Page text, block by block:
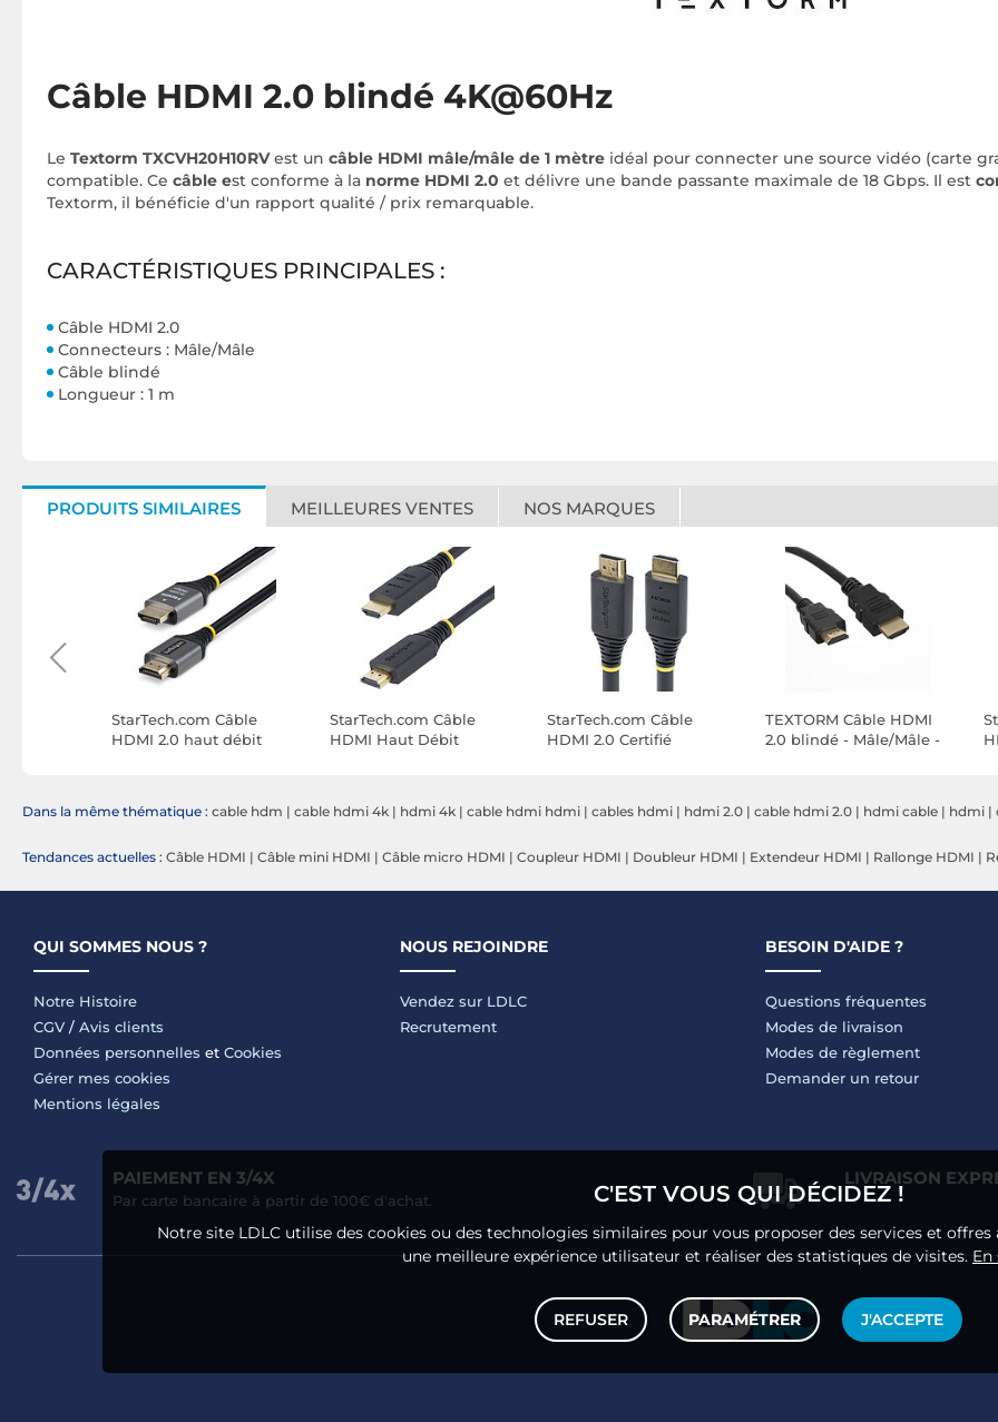
Câble HDMI 2.0 blindé 4K@60Hz
Le Textorm TXCVH20H10RVest un câble HDMI mâle/mâle de 1 mètre idéal pour connecter une source vidéo (carte
compatible. Ce câble est conforme à la norme HDMI 2.0 et délivre une bande passante maximale de 18 Gbps. Il est
Textorm, il bénéficie d'un rapport qualité / prix remarquable.
CARACTÉRISTIQUES PRINCIPALES :
Câble HDMI 2.0
Connecteurs : Mâle/Mâle
Câble blindé
Longueur : 1 m
PRODUITS SIMILAIRES MEILLEURES VENTES NOS MARQUES
StarTech.com Câble
HDMI 2.0 haut débit
StarTech.com Câble
HDMI Haut Débit
StarTech.com Câble
HDMI 2.0 Certifié
TEXTORM Câble HDMI
2.0 blindé - Mâle/Mâle -
Dans la même thématique : cable hdm | cable hdmi 4k | hdmi 4k | cable hdmi hdmi | cables hdmi | hdmi 2.0 | cable hdmi 2.0 | hdmi cable | hdmi |
Tendances actuelles : Câble HDMI | Câble mini HDMI | Câble micro HDMI | Coupleur HDMI | Doubleur HDMI | Extendeur HDMI | Rallonge HDMI |
QUI SOMMES NOUS ?
Notre Histoire
CGV / Avis clients
Données personnelles et Cookies
Gérer mes cookies
Mentions légales
NOUS REJOINDRE
Vendez sur LDLC
Recrutement
BESOIN D'AIDE ?
Questions fréquentes
Modes de livraison
Modes de règlement
Demander un retour
PAIEMENT EN 3/4X
Par carte bancaire à partir de 100€ d'achat.
LIVRAISON
C'EST VOUS QUI DÉCIDEZ !
Notre site LDLC utilise des cookies ou des technologies similaires pour vous proposer des services et
une meilleure expérience utilisateur et réaliser des statistiques de visites. En
REFUSER PARAMÉTRER J'ACCEPTE